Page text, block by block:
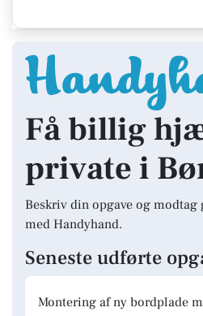
Få billig
private i
Beskriv din opgave og
med Handyhand.
Seneste udførte
Montering af ny bordplade